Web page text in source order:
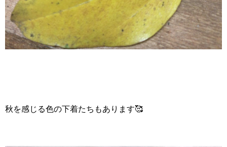
秋を感じる色の下着たちもあります🥰